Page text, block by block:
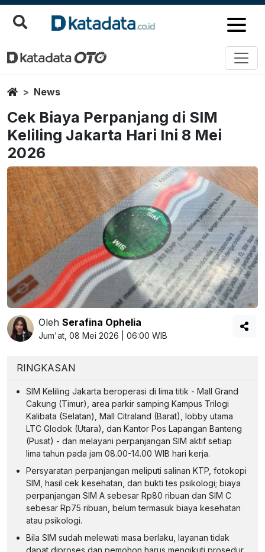
HomeNews
Cek Biaya Perpanjang di SIM
Keliling Jakarta Hari Ini 8 Mei
2026
Oleh Serafina Ophelia
Jum'at, 08 Mei 2026 | 06:00 WIB
RINGKASAN
SIM Keliling Jakarta beroperasi di lima titik - Mall Grand
Cakung (Timur), area parkir samping Kampus Trilogi
Kalibata (Selatan), Mall Citraland (Barat), lobby utama
LTC Glodok (Utara), dan Kantor Pos Lapangan Banteng
(Pusat) - dan melayani perpanjangan SIM aktif setiap
lima tahun pada jam 08.00-14.00 WIB hari kerja.
Persyaratan perpanjangan meliputi salinan KTP, fotokopi
SIM, hasil cek kesehatan, dan bukti tes psikologi; biaya
perpanjangan SIM A sebesar Rp80 ribuan dan SIM C
sebesar Rp75 ribuan, belum termasuk biaya kesehatan
atau psikologi.
Bila SIM sudah melewati masa berlaku, layanan tidak
dapat diproses dan pemohon harus mengikuti prosedur